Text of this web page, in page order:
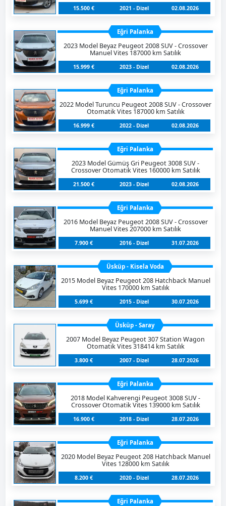
15.500 € 2021 - Dizel 02.08.2026
Eğri Palanka
2023 Model Beyaz Peugeot 2008 SUV - Crossover
Manuel Vites 187000 km Satılık
15.999 € 2023 - Dizel 02.08.2026
Eğri Palanka
2022 Model Turuncu Peugeot 2008 SUV - Crossover
Otomatik Vites 187000 km Satılık
16.999 € 2022 - Dizel 02.08.2026
Eğri Palanka
2023 Model Gümüş Gri Peugeot 3008 SUV -
Crossover Otomatik Vites 160000 km Satılık
21.500 € 2023 - Dizel 02.08.2026
Eğri Palanka
2016 Model Beyaz Peugeot 2008 SUV - Crossover
Manuel Vites 207000 km Satılık
7.900 € 2016 - Dizel 31.07.2026
Üsküp - Kisela Voda
2015 Model Beyaz Peugeot 208 Hatchback Manuel
Vites 170000 km Satılık
5.699 € 2015 - Dizel 30.07.2026
Üsküp - Saray
2007 Model Beyaz Peugeot 307 Station Wagon
Otomatik Vites 318414 km Satılık
3.800 € 2007 - Dizel 28.07.2026
Eğri Palanka
2018 Model Kahverengi Peugeot 3008 SUV -
Crossover Otomatik Vites 139000 km Satılık
16.900 € 2018 - Dizel 28.07.2026
Eğri Palanka
2020 Model Beyaz Peugeot 208 Hatchback Manuel
Vites 128000 km Satılık
8.200 € 2020 - Dizel 28.07.2026
Eğri Palanka